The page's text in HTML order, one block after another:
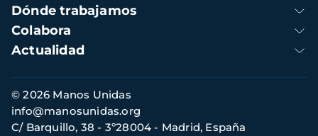
Dónde trabajamos
Colabora
Actualidad
Información
de
contacto
© 2026 Manos Unidas
C/ Barquillo, 38 - 3º28004 - Madrid, España
info@manosunidas.org